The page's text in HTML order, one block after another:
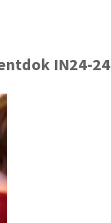
IN24-24